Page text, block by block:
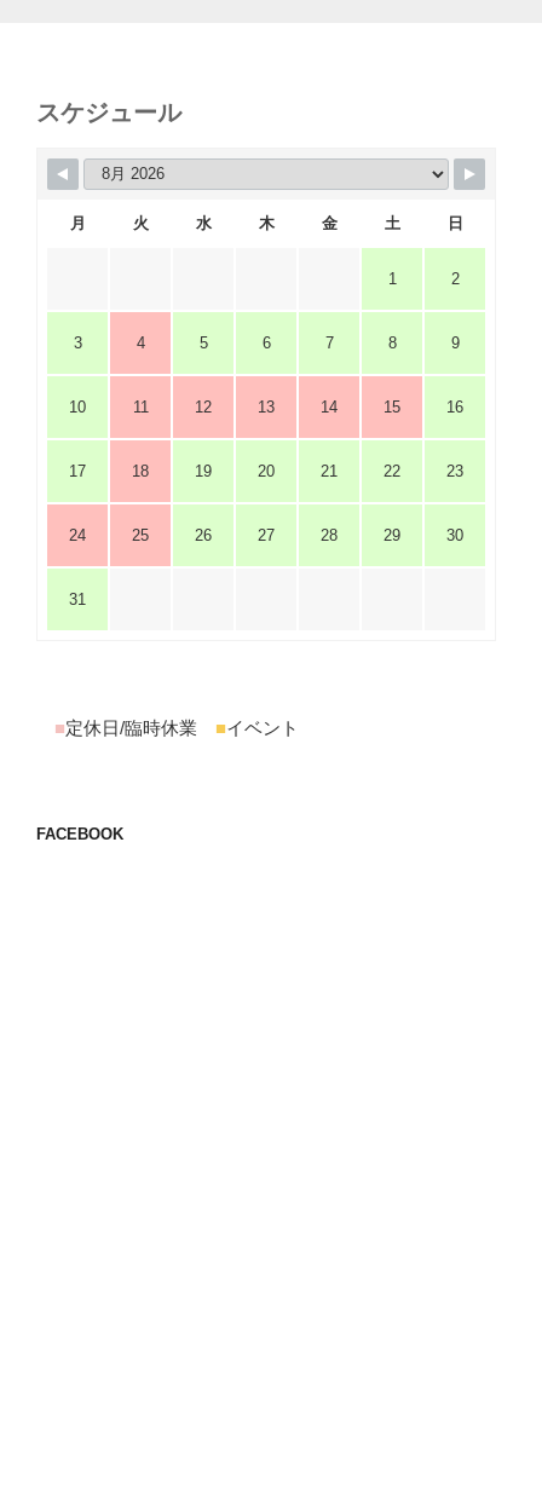
スケジュール
月 火 水 木 金 土 日
1 2
3 4 5 6 7 8 9
10 11 12 13 14 15 16
17 18 19 20 21 22 23
24 25 26 27 28 29 30
31
■定休日/臨時休業 ■イベント
FACEBOOK